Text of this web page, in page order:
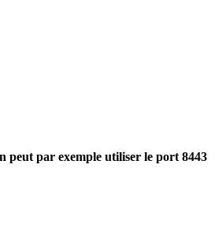
peut par exemple utiliser le port 8443